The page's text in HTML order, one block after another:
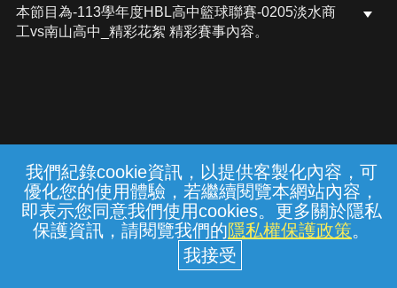
水域安全宣導勿至不明或標示禁止之水域戲
水， 遇雷雨、閃電、地震或山區烏雲密布
時， 請趕快上岸。內政部消防署關心您
我們紀錄cookie資訊，以提供客製化內容，可
優化您的使用體驗，若繼續閱覽本網站內容，
即表示您同意我們使用cookies。更多關於隱私
保護資訊，請閱覽我們的隱私權保護政策。
本節目為-113學年度HBL高中籃球聯賽-0205淡水商
工vs南山高中_精彩花絮 精彩賽事內容。
常見問題 線上客服 服務條款 隱私權保護
中華電信股份有限公司個人家庭分公司
(統一編號：96979949) © 2026
{{notifyMsg}}